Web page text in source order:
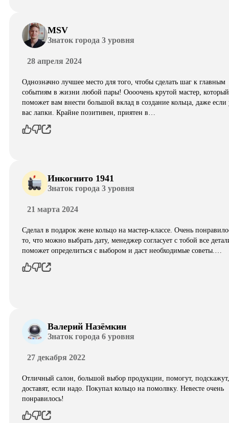
MSV
Знаток города 3 уровня
28 апреля 2024
Однозначно лучшее место для того, чтобы сделать шаг к главным
событиям в жизни любой пары! Оооочень крутой мастер, который
поможет вам внести большой вклад в создание кольца, даже если
вас лапки. Крайне позитивен, приятен в…
Инкогнито 1941
Знаток города 3 уровня
21 марта 2024
Сделал в подарок жене кольцо на мастер-классе. Очень
то, что можно выбрать дату, менеджер согласует с тобой все
поможет определиться с выбором и даст необходимые советы.…
Валерий Назёмкин
Знаток города 6 уровня
27 декабря 2022
Отличный салон, большой выбор продукции, помогут, подскажут,
доставят, если надо. Покупал кольцо на помолвку. Невесте очень
понравилось!